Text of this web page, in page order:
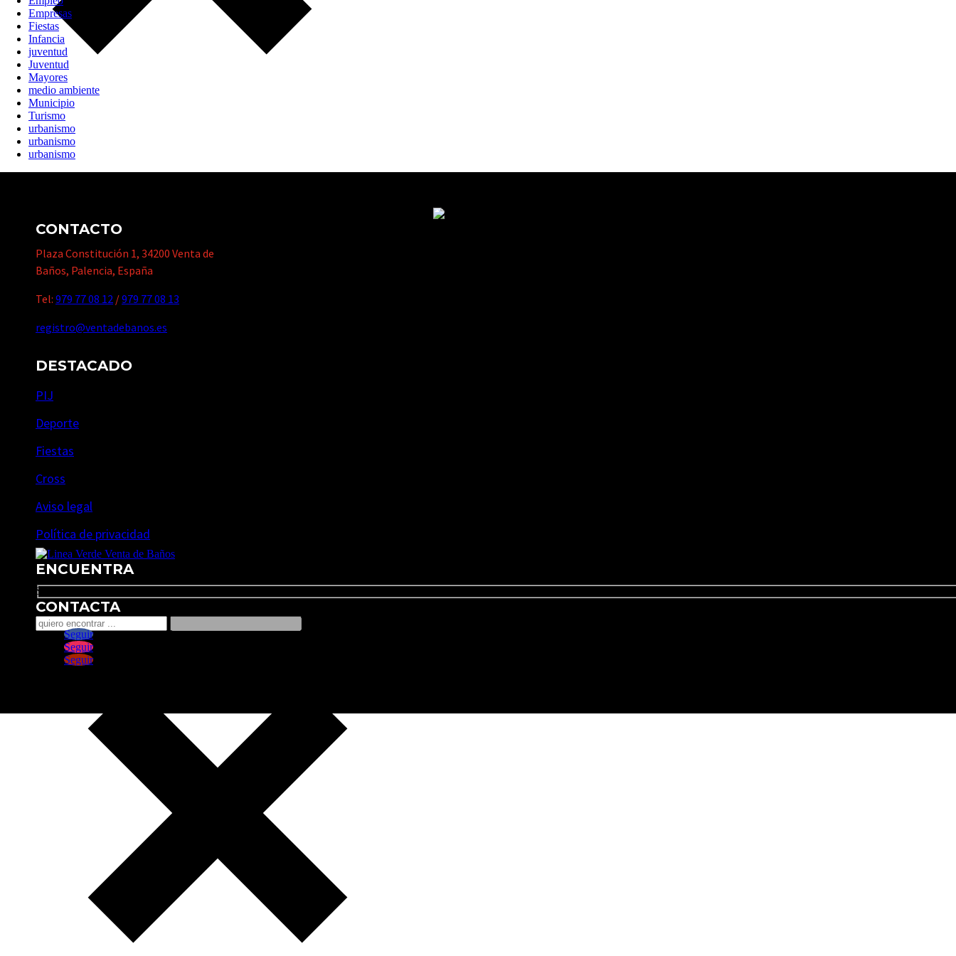
Empresas
Fiestas
Infancia
juventud
Juventud
Mayores
medio ambiente
Municipio
Turismo
urbanismo
urbanismo
urbanismo
CONTACTO
Plaza Constitución 1, 34200 Venta de
Baños, Palencia, España
Tel: 979 77 08 12 /979 77 08 13
registro@ventadebanos.es
DESTACADO
PIJ
Deporte
Fiestas
Cross
Aviso legal
Política de privacidad
ENCUENTRA
Search
CONTACTA
Seguir
Seguir
Seguir